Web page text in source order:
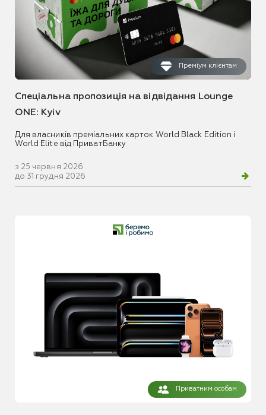
Преміум клієнтам
Спеціальна пропозиція на відвідання Lounge
ONE: Kyiv
Для власників преміальних карток World Black Edition і
World Elite від ПриватБанку
з 25 червня 2026
до 31 грудня 2026
Приватним особам